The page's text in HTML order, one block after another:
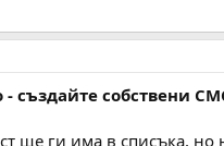
- създайте собствени
ще ги има в списъка,